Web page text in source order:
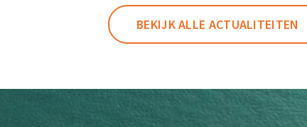
BEKIJK ALLE ACTUALITEITEN